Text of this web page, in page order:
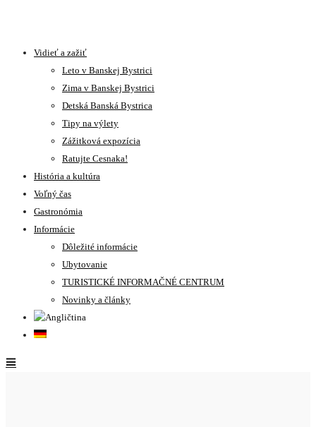
Vidieť a zažiť
Leto v Banskej Bystrici
Zima v Banskej Bystrici
Detská Banská Bystrica
Tipy na výlety
Zážitková expozícia
Ratujte Cesnaka!
História a kultúra
Voľný čas
Gastronómia
Informácie
Dôležité informácie
Ubytovanie
TURISTICKÉ INFORMAČNÉ CENTRUM
Novinky a články